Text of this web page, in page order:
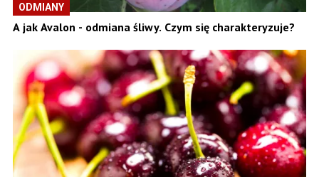
ODMIANY
A jak Avalon - odmiana śliwy. Czym się charakteryzuje?